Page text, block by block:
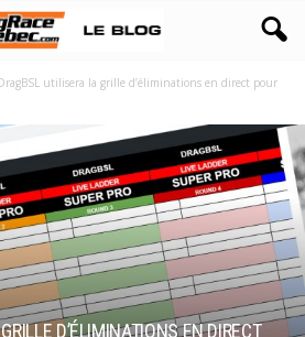
utilisera la grille d’éliminations en direct pour
D’ÉLIMINATIONS EN DIRECT